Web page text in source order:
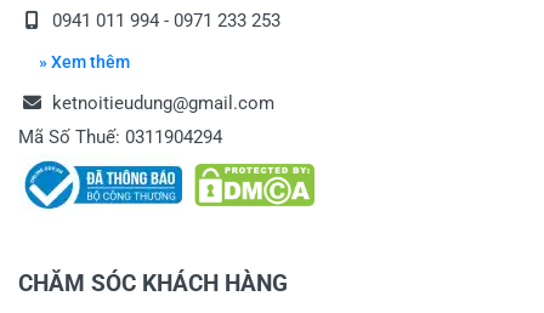
0941 011 994 - 0971 233 253
» Xem thêm
ketnoitieudung@gmail.com
Mã Số Thuế: 0311904294
CHĂM SÓC KHÁCH HÀNG